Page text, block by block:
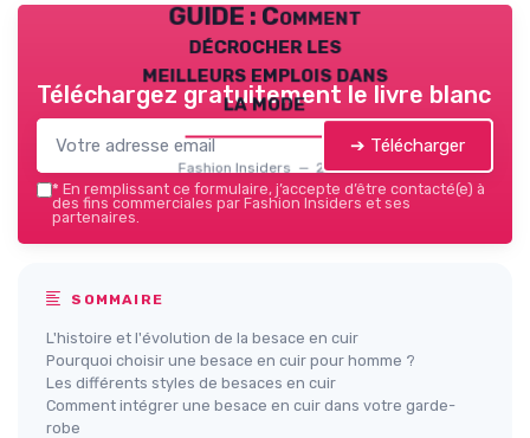
GUIDE : Comment
décrocher les
meilleurs emplois dans
la mode
Fashion Insiders — 2026
Téléchargez gratuitement le livre blanc
➔ Télécharger
* En remplissant ce formulaire, j’accepte d’être contacté(e) à
des fins commerciales par Fashion Insiders et ses
partenaires.
SOMMAIRE
L'histoire et l'évolution de la besace en cuir
Pourquoi choisir une besace en cuir pour homme ?
Les différents styles de besaces en cuir
Comment intégrer une besace en cuir dans votre garde-
robe